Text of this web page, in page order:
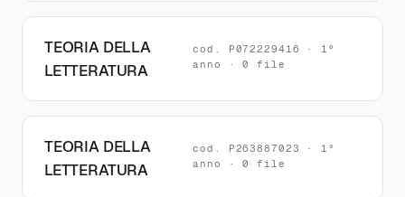
TEORIA DELLA
LETTERATURA
cod. P072229416 · 1°
anno · 0 file
TEORIA DELLA
LETTERATURA
cod. P263887023 · 1°
anno · 0 file